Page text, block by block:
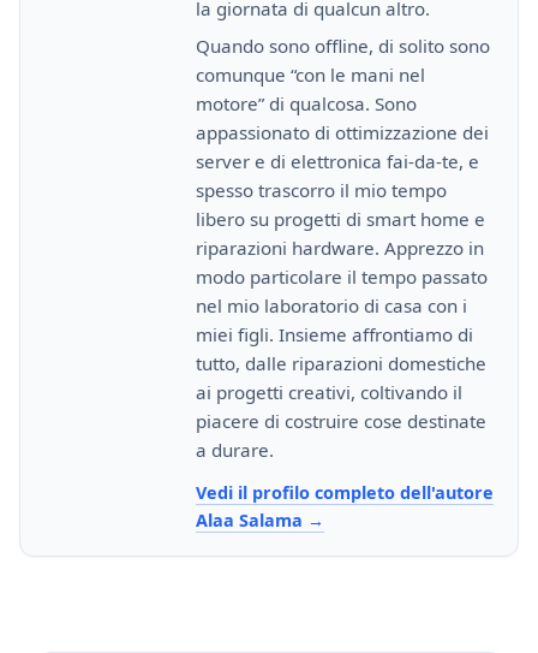
la giornata di qualcun altro.
Quando sono offline, di solito sono
comunque “con le mani nel
motore” di qualcosa. Sono
appassionato di ottimizzazione dei
server e di elettronica fai-da-te, e
spesso trascorro il mio tempo
libero su progetti di smart home e
riparazioni hardware. Apprezzo in
modo particolare il tempo passato
nel mio laboratorio di casa con i
miei figli. Insieme affrontiamo di
tutto, dalle riparazioni domestiche
ai progetti creativi, coltivando il
piacere di costruire cose destinate
a durare.
Vedi il profilo completo dell'autore
Alaa Salama